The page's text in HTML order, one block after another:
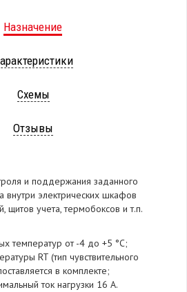
Назначение
Схемы
Отзывы
и поддержания заданного
внутри электрических шкафов
щитов учета, термобоксов и т.п.
температур от -4 до +5 °С;
RT (тип чувствительного
в комплекте;
ток нагрузки 16 А.